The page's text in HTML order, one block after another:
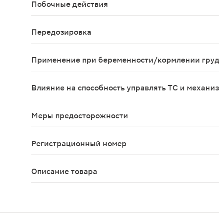
Побочные действия
Передозировка
Применение при беременности/кормлении
Влияние на способность управлять ТС и
Меры предосторожности
Регистрационный номер
Описание товара